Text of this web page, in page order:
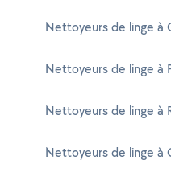
Nettoyeurs de linge à
Nettoyeurs de linge à
Nettoyeurs de linge à
Nettoyeurs de linge à